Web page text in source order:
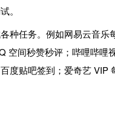
。
种任务。例如网易云音
空间秒赞秒评；哔哩哔
度贴吧签到；爱奇艺 VIP